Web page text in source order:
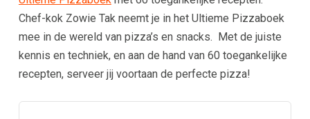
Chef-kok Zowie Tak neemt je in het Ultieme Pizzaboek
mee in de wereld van pizza’s en snacks. Met de juiste
kennis en techniek, en aan de hand van 60 toegankelijke
recepten, serveer jij voortaan de perfecte pizza!